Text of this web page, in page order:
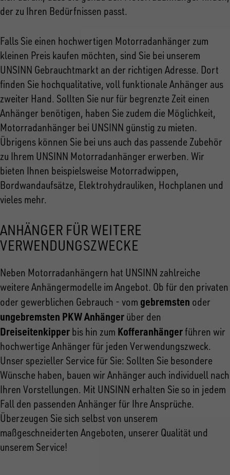
der zu Ihren Bedürfnissen passt.
Falls Sie einen hochwertigen Motorradanhänger zum
kleinen Preis kaufen möchten, sind Sie bei unserem
UNSINN Gebrauchtmarkt an der richtigen Adresse. Dort
finden Sie hochqualitative, voll funktionale Anhänger aus
zweiter Hand. Sollten Sie nur für begrenzte Zeit einen
Anhänger benötigen, haben Sie zudem die Möglichkeit,
Motorradanhänger bei UNSINN günstig zu mieten.
Übrigens können Sie bei uns auch das passende Zubehör
zu Ihrem UNSINN Motorradanhänger erwerben. Wir
bieten Ihnen beispielsweise Motorradwippen,
Bordwandaufsätze, Elektrohydrauliken, Hochplanen und
vieles mehr.
ANHÄNGER FÜR WEITERE
VERWENDUNGSZWECKE
Neben Motorradanhängern hat UNSINN zahlreiche
weitere Anhängermodelle im Angebot. Ob für den privaten
oder gewerblichen Gebrauch - vom gebremsten oder
ungebremsten PKW Anhänger über den
Dreiseitenkipper bis hin zum Kofferanhänger führen wir
hochwertige Anhänger für jeden Verwendungszweck.
Unser spezieller Service für Sie: Sollten Sie besondere
Wünsche haben, bauen wir Anhänger auch individuell nach
Ihren Vorstellungen. Mit UNSINN erhalten Sie so in jedem
Fall den passenden Anhänger für Ihre Ansprüche.
Überzeugen Sie sich selbst von unserem
maßgeschneiderten Angeboten, unserer Qualität und
unserem Service!